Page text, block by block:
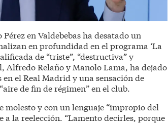
en Valdebebas ha desatado un
en profundidad en el programa ‘La
de “triste”, “destructiva” y
Alfredo Relaño y Manolo Lama, ha dejado
el Real Madrid y una sensación de
de fin de régimen” en el club.
y con un lenguaje “impropio del
a la reelección. “Lamento decirles, porque